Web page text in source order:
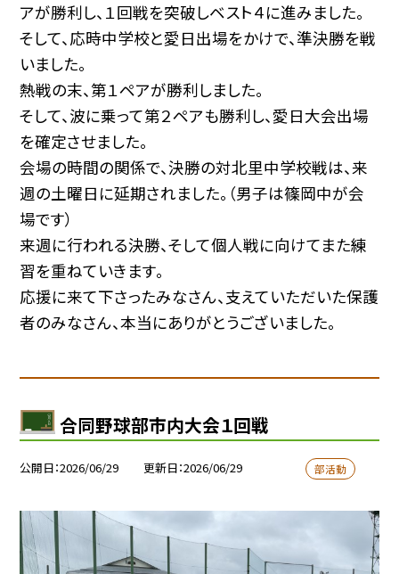
アが勝利し、１回戦を突破しベスト４に進みました。
そして、応時中学校と愛日出場をかけで、準決勝を戦
いました。
熱戦の末、第１ペアが勝利しました。
そして、波に乗って第２ペアも勝利し、愛日大会出場
を確定させました。
会場の時間の関係で、決勝の対北里中学校戦は、来
週の土曜日に延期されました。（男子は篠岡中が会
場です）
来週に行われる決勝、そして個人戦に向けてまた練
習を重ねていきます。
応援に来て下さったみなさん、支えていただいた保護
者のみなさん、本当にありがとうございました。
合同野球部市内大会１回戦
公開日 2026/06/29 更新日 2026/06/29 部活動